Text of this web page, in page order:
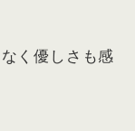
く優しさも感